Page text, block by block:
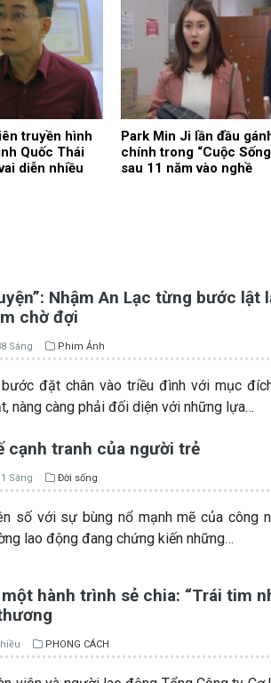
truyền hình
Quốc Thái
diễn nhiều
Park Min Ji lần đầu
chính trong “Cuộc
sau 11 năm vào nghề
Nhậm An Lạc từng bước lật
chờ đợi
Sáng Phim Ảnh
đặt chân vào triều đình với mục
nàng càng phải đối diện với những lựa…
cạnh tranh của người trẻ
Sáng Đời sống
số với sự bùng nổ mạnh mẽ của công
lao động đang chứng kiến những…
hành trình sẻ chia: “Trái tim
PHONG CÁCH